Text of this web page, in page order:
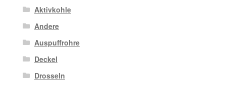
Aktivkohle
Andere
Auspuffrohre
Deckel
Drosseln